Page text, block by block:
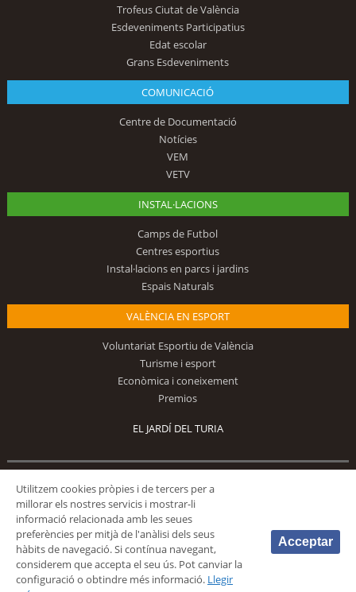
Trofeus Ciutat de València
Esdeveniments Participatius
Edat escolar
Grans Esdeveniments
COMUNICACIÓ
Centre de Documentació
Notícies
VEM
VETV
INSTAL·LACIONS
Camps de Futbol
Centres esportius
Instal·lacions en parcs i jardins
Espais Naturals
VALÈNCIA EN ESPORT
Voluntariat Esportiu de València
Turisme i esport
Econòmica i coneixement
Premios
EL JARDÍ DEL TURIA
© 2026 Fundación Deportiva Municipal Valencia |AVÍS LEGAL
Utilitzem cookies pròpies i de tercers per a
millorar els nostres servicis i mostrar-li
informació relacionada amb les seues
preferències per mitjà de l'anàlisi dels seus
hàbits de navegació. Si contínua navegant,
considerem que accepta el seu ús. Pot canviar la
configuració o obtindre més informació. Llegir
Acceptar